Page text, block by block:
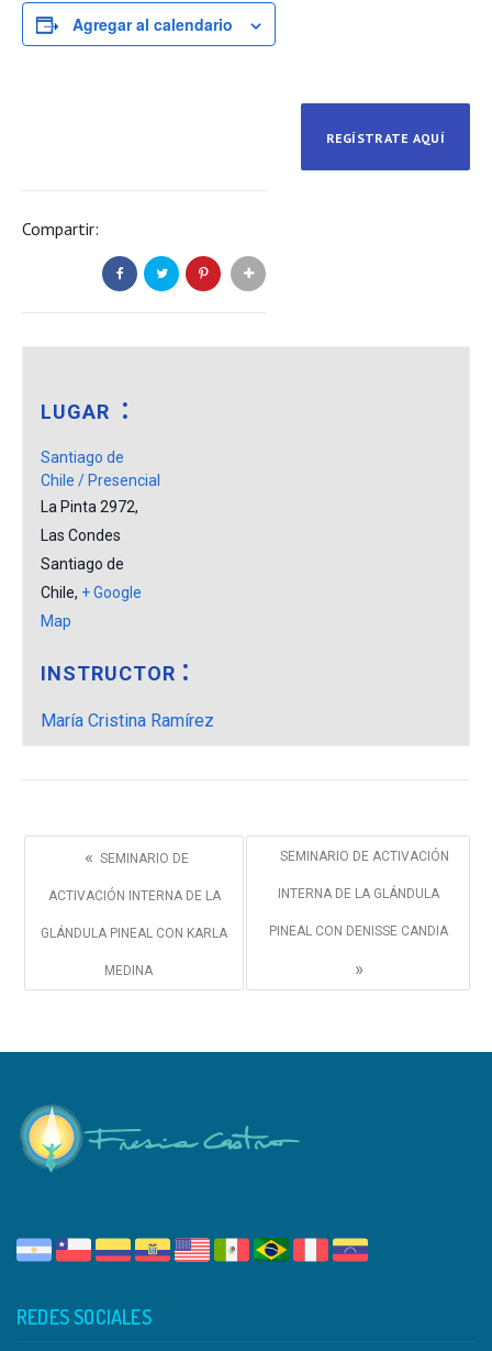
Agregar al calendario
REGÍSTRATE AQUÍ
LUGAR
Santiago de
Chile / Presencial
La Pinta 2972,
Las Condes
Santiago de
Chile, + Google
Map
INSTRUCTOR
María Cristina Ramírez
Compartir:
« SEMINARIO DE
ACTIVACIÓN INTERNA DE LA
GLÁNDULA PINEAL CON KARLA
MEDINA
SEMINARIO DE ACTIVACIÓN
INTERNA DE LA GLÁNDULA
PINEAL CON DENISSE CANDIA
»
REDES SOCIALES